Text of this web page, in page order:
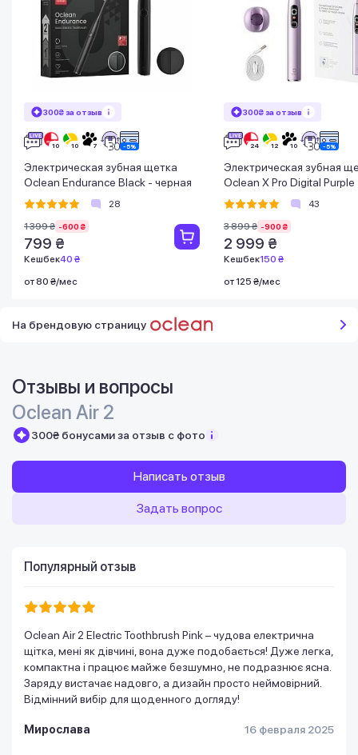
300₴ за отзыв
Электрическая зубная щетка
Oclean Endurance Black - черная
28
1 399 ₴ -600 ₴
799 ₴
Кешбек40 ₴
от 80 ₴/мес
300₴ за отзыв
Электрическая зубная
Oclean X Pro Digital Purple
43
3 899 ₴ -900 ₴
2 999 ₴
Кешбек150 ₴
от 125 ₴/мес
На брендовую страницу
Отзывы и вопросы
Oclean Air 2
300₴ бонусами за отзыв с фото
Написать отзыв
Задать вопрос
Популярный отзыв
Oclean Air 2 Electric Toothbrush Pink – чудова електрична
щітка, мені як дівчині, вона дуже подобається! Дуже легка,
компактна і працює майже безшумно, не подразнює ясна.
Заряду вистачає надовго, а дизайн просто неймовірний.
Відмінний вибір для щоденного догляду!
Мирослава 16 февраля 2025